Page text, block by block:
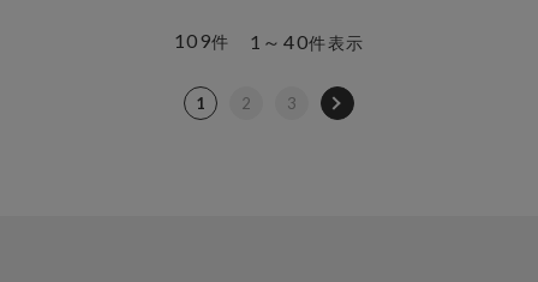
1～40件表示
109件
1 2 3